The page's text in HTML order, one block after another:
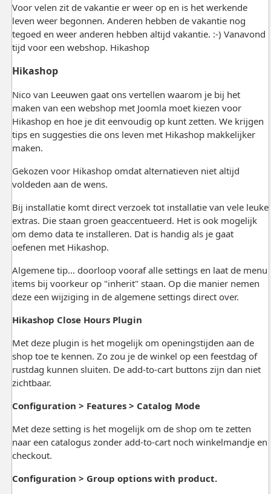
Voor velen zit de vakantie er weer op en is het werkende
leven weer begonnen. Anderen hebben de vakantie nog
tegoed en weer anderen hebben altijd vakantie. :-) Vanavond
tijd voor een webshop. Hikashop
Hikashop
Nico van Leeuwen gaat ons vertellen waarom je bij het
maken van een webshop met Joomla moet kiezen voor
Hikashop en hoe je dit eenvoudig op kunt zetten. We krijgen
tips en suggesties die ons leven met Hikashop makkelijker
maken.
Gekozen voor Hikashop omdat alternatieven niet altijd
voldeden aan de wens.
Bij installatie komt direct verzoek tot installatie van vele leuke
extras. Die staan groen geaccentueerd. Het is ook mogelijk
om demo data te installeren. Dat is handig als je gaat
oefenen met Hikashop.
Algemene tip... doorloop vooraf alle settings en laat de menu
items bij voorkeur op "inherit" staan. Op die manier nemen
deze een wijziging in de algemene settings direct over.
Hikashop Close Hours Plugin
Met deze plugin is het mogelijk om openingstijden aan de
shop toe te kennen. Zo zou je de winkel op een feestdag of
rustdag kunnen sluiten. De add-to-cart buttons zijn dan niet
zichtbaar.
Configuration > Features > Catalog Mode
Met deze setting is het mogelijk om de shop om te zetten
naar een catalogus zonder add-to-cart noch winkelmandje en
checkout.
Configuration > Group options with product.